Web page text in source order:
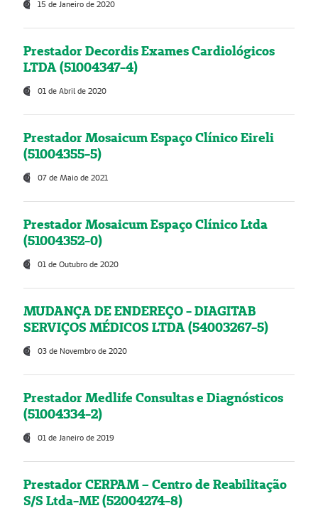
15 de Janeiro de 2020
Prestador Decordis Exames Cardiológicos
LTDA (51004347-4)
01 de Abril de 2020
Prestador Mosaicum Espaço Clínico Eireli
(51004355-5)
07 de Maio de 2021
Prestador Mosaicum Espaço Clínico Ltda
(51004352-0)
01 de Outubro de 2020
MUDANÇA DE ENDEREÇO - DIAGITAB
SERVIÇOS MÉDICOS LTDA (54003267-5)
03 de Novembro de 2020
Prestador Medlife Consultas e Diagnósticos
(51004334-2)
01 de Janeiro de 2019
Prestador CERPAM – Centro de Reabilitação
S/S Ltda-ME (52004274-8)